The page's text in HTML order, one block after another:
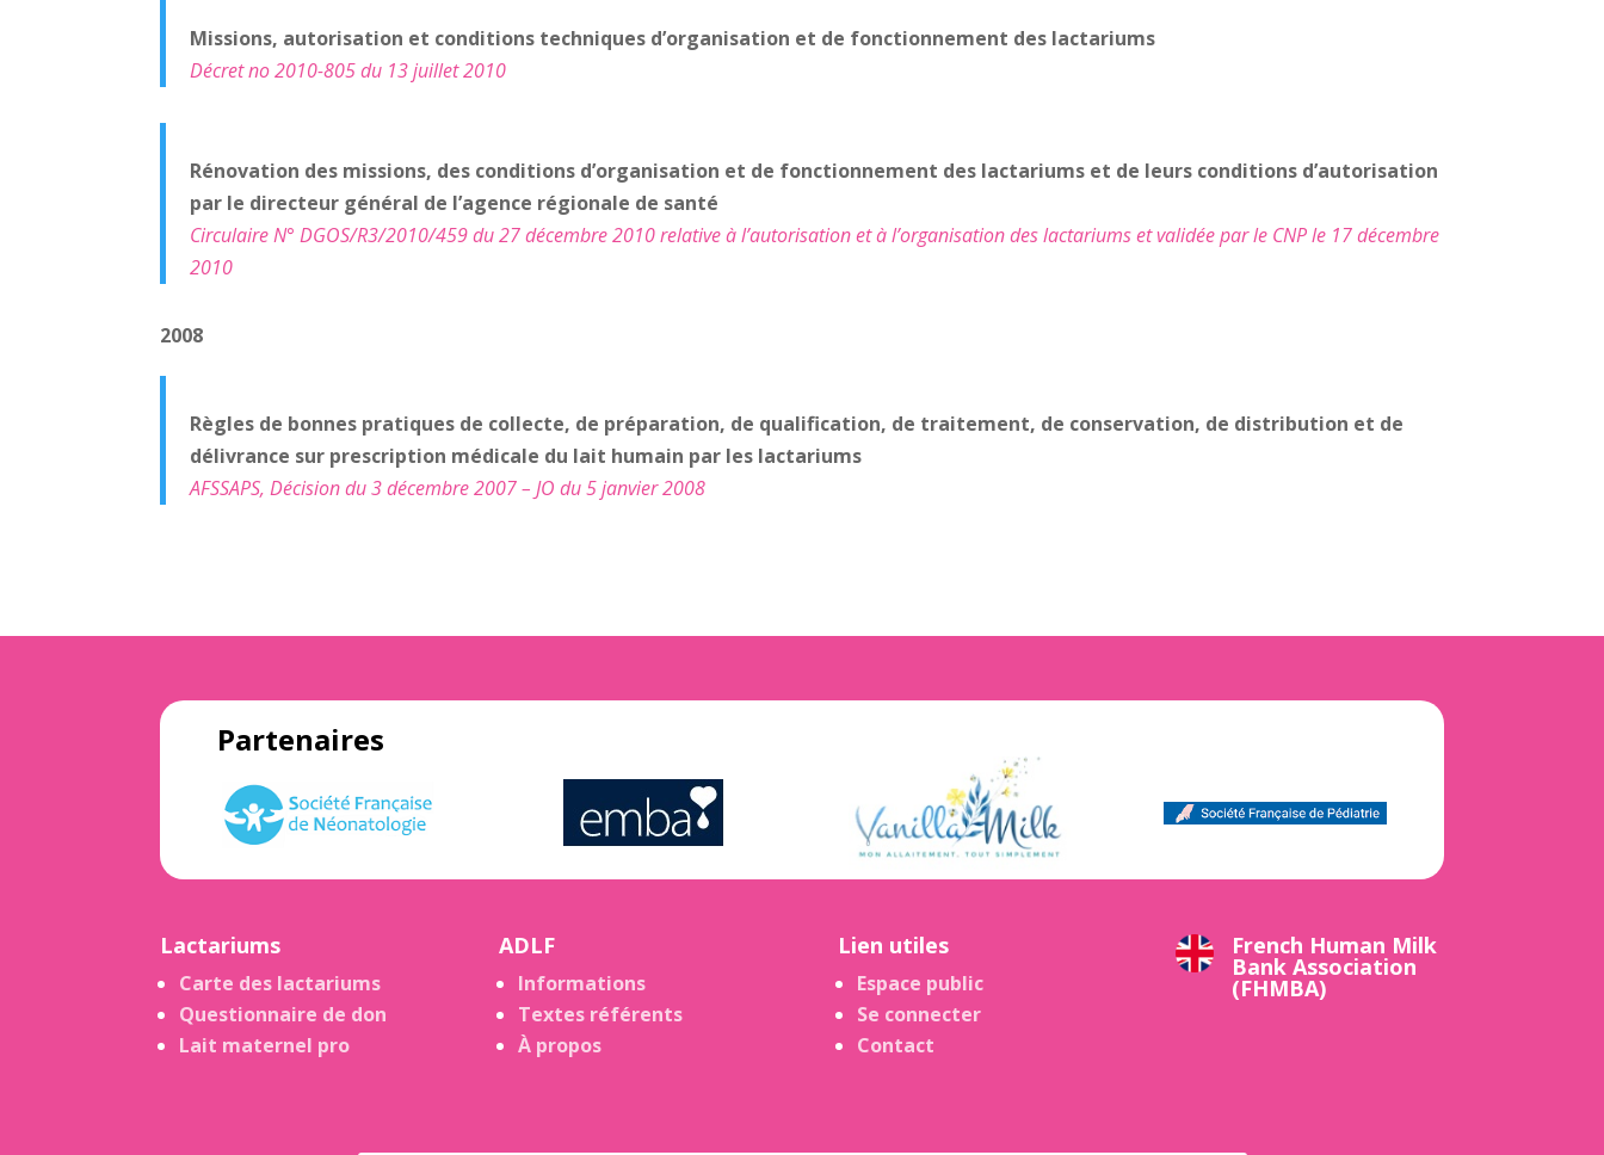
Missions, autorisation et conditions techniques d’organisation et de fonctionnement des lactariums
Décret no 2010-805 du 13 juillet 2010
Rénovation des missions, des conditions d’organisation et de fonctionnement des lactariums et de leurs conditions d’autorisation
par le directeur général de l’agence régionale de santé
Circulaire N° DGOS/R3/2010/459 du 27 décembre 2010 relative à l’autorisation et à l’organisation des lactariums et validée par le CNP le 17 décembre
2010
2008
Règles de bonnes pratiques de collecte, de préparation, de qualification, de traitement, de conservation, de distribution et de
délivrance sur prescription médicale du lait humain par les lactariums
AFSSAPS, Décision du 3 décembre 2007 – JO du 5 janvier 2008
Partenaires
Lactariums
Carte des lactariums
Questionnaire de don
Lait maternel pro
ADLF
Informations
Textes référents
À propos
Lien utiles
Espace public
Se connecter
Contact
French Human Milk
Bank Association
(FHMBA)